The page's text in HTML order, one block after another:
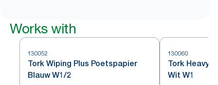
Works with
130052
Tork Wiping Plus Poetspapier
Blauw W1/2
130060
Tork Heavy-
Wit W1